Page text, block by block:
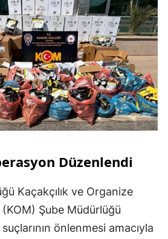
Düzenlendi
Kaçakçılık ve Organize
Şube Müdürlüğü
önlenmesi amacıyla